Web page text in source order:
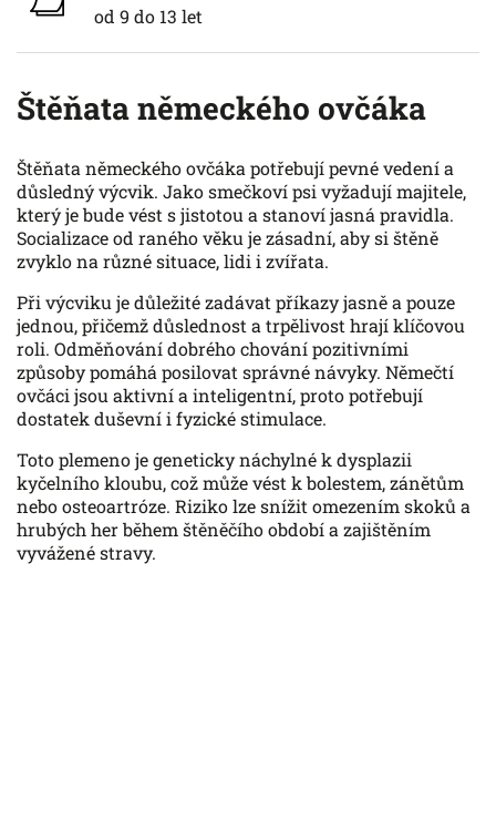
od 9 do 13 let
Štěňata německého ovčáka
Štěňata německého ovčáka potřebují pevné vedení a
důsledný výcvik. Jako smečkoví psi vyžadují majitele,
který je bude vést s jistotou a stanoví jasná pravidla.
Socializace od raného věku je zásadní, aby si štěně
zvyklo na různé situace, lidi i zvířata.
Při výcviku je důležité zadávat příkazy jasně a pouze
jednou, přičemž důslednost a trpělivost hrají klíčovou
roli. Odměňování dobrého chování pozitivními
způsoby pomáhá posilovat správné návyky. Němečtí
ovčáci jsou aktivní a inteligentní, proto potřebují
dostatek duševní i fyzické stimulace.
Toto plemeno je geneticky náchylné k dysplazii
kyčelního kloubu, což může vést k bolestem, zánětům
nebo osteoartróze. Riziko lze snížit omezením skoků a
hrubých her během štěněčího období a zajištěním
vyvážené stravy.